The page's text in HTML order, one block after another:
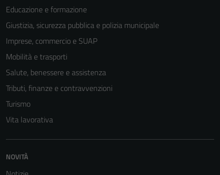
Educazione e formazione
Giustizia, sicurezza pubblica e polizia municipale
Imprese, commercio e SUAP
Mobilità e trasporti
Salute, benessere e assistenza
Tributi, finanze e contravvenzioni
Turismo
Vita lavorativa
NOVITÀ